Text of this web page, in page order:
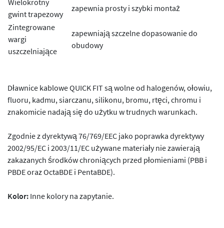
Wielokrotny
gwint trapezowy
zapewnia prosty i szybki montaż
Zintegrowane
wargi
uszczelniające
zapewniają szczelne dopasowanie do
obudowy
Dławnice kablowe QUICK FIT są wolne od halogenów, ołowiu,
fluoru, kadmu, siarczanu, silikonu, bromu, rtęci, chromu i
znakomicie nadają się do użytku w trudnych warunkach.
Zgodnie z dyrektywą 76/769/EEC jako poprawka dyrektywy
2002/95/EC i 2003/11/EC używane materiały nie zawierają
zakazanych środków chroniących przed płomieniami (PBB i
PBDE oraz OctaBDE i PentaBDE).
Kolor: Inne kolory na zapytanie.